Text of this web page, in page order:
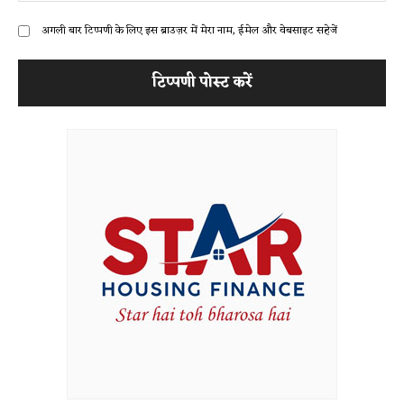
अगली बार टिप्पणी के लिए इस ब्राउज़र में मेरा नाम, ईमेल और वेबसाइट सहेजें